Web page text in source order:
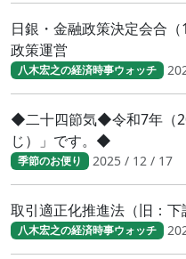
日銀・金融政策決定会合
政策運営
八木宏之の経済時事ウォッチ
◆二十四節気◆令和7年（
じ）」です。◆
季節のお便り 2025 / 12 / 17
取引適正化推進法（旧：下
八木宏之の経済時事ウォッチ